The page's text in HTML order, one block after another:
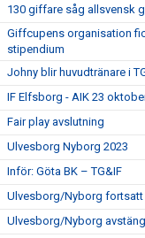
130 giffare såg allsvensk
Giffcupens organisation
stipendium
Johny blir huvudtränare i
IF Elfsborg - AIK 23
Fair play avslutning
Ulvesborg Nyborg 2023
Inför: Göta BK – TG&IF
Ulvesborg/Nyborg fortsatt
Ulvesborg/Nyborg